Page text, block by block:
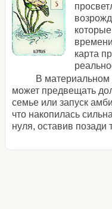
карта
В материальном
может предвещать
семье или запуск
что накопилась
нуля, оставив позади